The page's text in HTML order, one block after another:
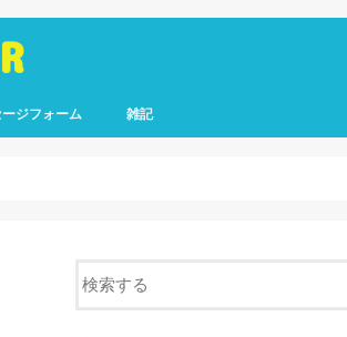
ジフォーム 雑記